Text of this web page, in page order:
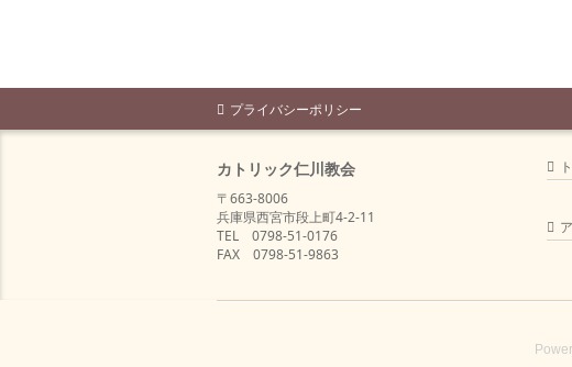
プライバシーポリシー
カトリック仁川教会
〒663-8006
兵庫県西宮市段上町4-2-11
TEL 0798-51-0176
FAX 0798-51-9863